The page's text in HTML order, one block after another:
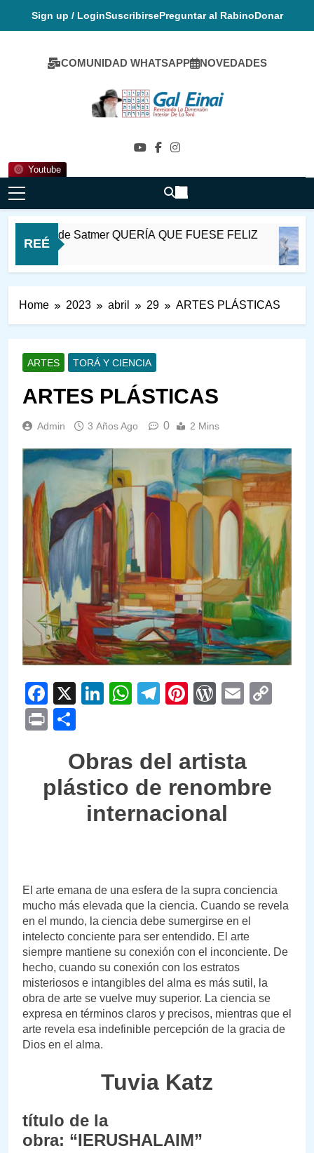
Sign up / LoginSuscribirsePreguntar al RabinoDonar
COMUNIDAD WHATSAPP NOVEDADES
Youtube
Gal Einai En
REÉ
Ioel de Satmer QUERÍA QUE FUESE FELIZ
Home 2023 abril 29 ARTES PLÁSTICAS
ARTES TORÁ Y CIENCIA
ARTES PLÁSTICAS
Admin 3 Años Ago 0 2 Mins
Facebook
X LinkedIn
WhatsApp
Telegram
PinterestEmail
Print
Obras del artista
plástico de renombre
internacional
El arte emana de una esfera de la supra conciencia
mucho más elevada que la ciencia. Cuando se revela
en el mundo, la ciencia debe sumergirse en el
intelecto conciente para ser entendido. El arte
siempre mantiene su conexión con el inconciente. De
hecho, cuando su conexión con los estratos
misteriosos e intangibles del alma es más sutil, la
obra de arte se vuelve muy superior. La ciencia se
expresa en términos claros y precisos, mientras que el
arte revela esa indefinible percepción de la gracia de
Dios en el alma.
Tuvia Katz
título de la
obra: “IERUSHALAIM”